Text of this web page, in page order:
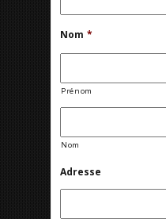
Nom *
Prénom
Nom
Adresse